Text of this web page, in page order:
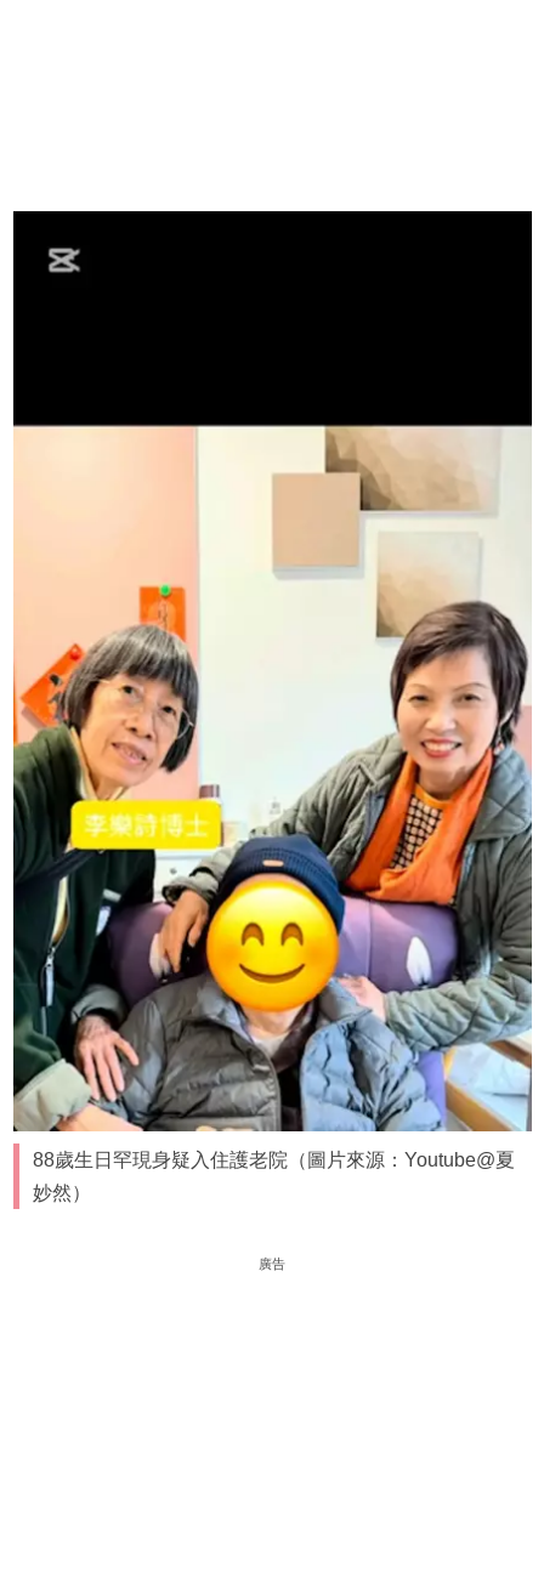
88歲生日罕現身疑入住護老院（圖片來源：Youtube@夏
妙然）
廣告